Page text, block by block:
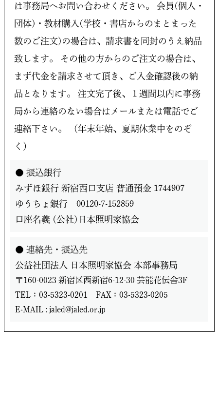
は事務局へお問い合わせください。
会員(個人・
団体)・教材購入(学校・書店からのまとまった
数のご注文)の場合は、請求書を同封のうえ納品
致します。
その他の方からのご注文の場合は、
まず代金を請求させて頂き、ご入金確認後の納
品となります。
注文完了後、１週間以内に事務
局から連絡のない場合はメールまたは電話でご
連絡下さい。
（年末年始、夏期休業中をのぞ
く）
● 振込銀行
みずほ銀行 新宿西口支店 普通預金 1744907
ゆうちょ銀行 00120-7-152859
口座名義 (公社)日本照明家協会
● 連絡先・振込先
公益社団法人 日本照明家協会 本部事務局
〒160-0023 新宿区西新宿6-12-30 芸能花伝舎3F
TEL：03-5323-0201 FAX：03-5323-0205
E-MAIL : jaled@jaled.or.jp